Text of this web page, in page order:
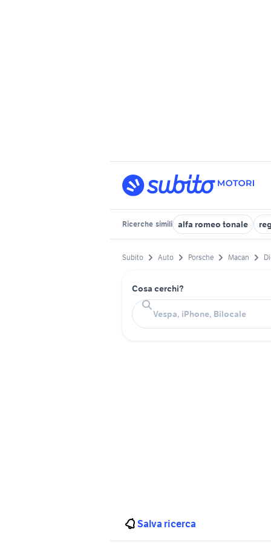
Ricerche simili alfa romeo tonale
Subito Auto Porsche Macan
Cosa cerchi?
Salva ricerca